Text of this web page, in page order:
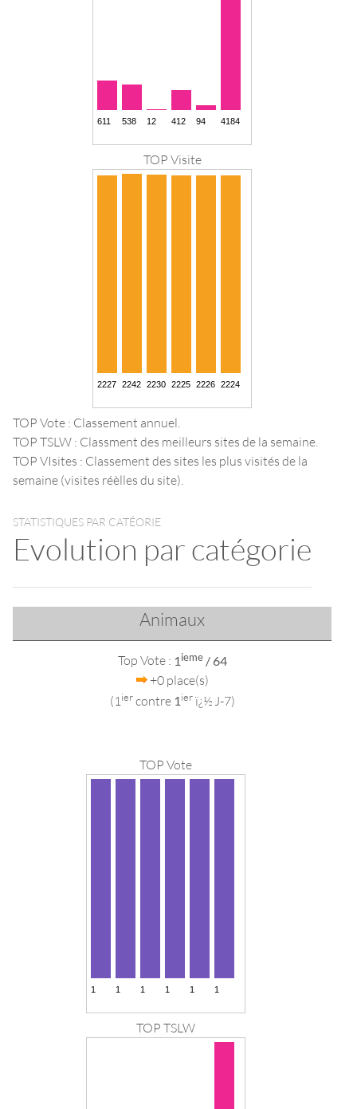
TOP Visite
TOP Vote : Classement annuel.
TOP TSLW : Classment des meilleurs sites de la semaine.
TOP VIsites : Classement des sites les plus visités de la
semaine (visites réèlles du site).
STATISTIQUES PAR CATÉORIE
Evolution par catégorie
Animaux
Top Vote : 1ieme/ 64
+0 place(s)
(1 iercontre 1ierï¿½ J-7)
TOP Vote
TOP TSLW